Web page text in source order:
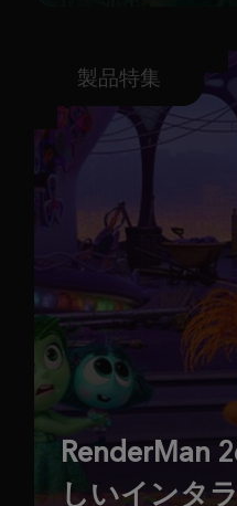
製品特集
RenderMan
しいインタ